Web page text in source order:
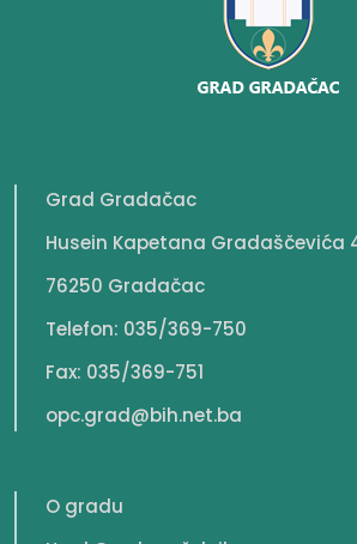
Grad Gradačac
Husein Kapetana Gradaščevića
76250 Gradačac
Telefon: 035/369-750
Fax: 035/369-751
opc.grad@bih.net.ba
O gradu